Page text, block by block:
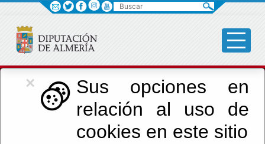
×
Sus opciones en
relación al uso de
cookies en este sitio
Cultura, Cine e
Identidad Almeriense
Buscar